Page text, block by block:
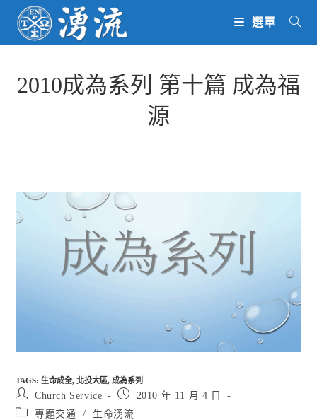
content
選單
2010成為系列 第十篇 成為福
源
TAGS:生命成全, 北投大區, 成為系列
Post
author:
Church Service
Post
published:
2010 年 11 月 4 日
Post 專題交通 / 生命湧流